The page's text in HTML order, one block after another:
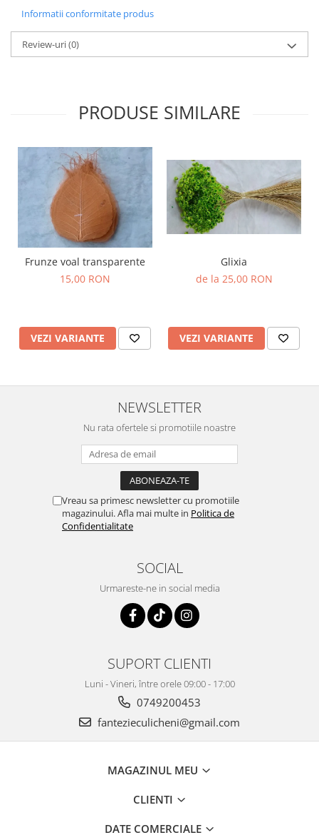
Informatii conformitate produs
Review-uri(0)
PRODUSE SIMILARE
Frunze voal transparente
15,00 RON
VEZI VARIANTE
Glixia
de la 25,00 RON
VEZI VARIANTE
NEWSLETTER
Nu rata ofertele si promotiile noastre
Vreau sa primesc newsletter cu promotiile
magazinului. Afla mai multe in Politica de
Confidentialitate
SOCIAL
Urmareste-ne in social media
SUPORT CLIENTI
Luni - Vineri, între orele 09:00 - 17:00
0749200453
fantezieculicheni@gmail.com
MAGAZINUL MEU
CLIENTI
DATE COMERCIALE